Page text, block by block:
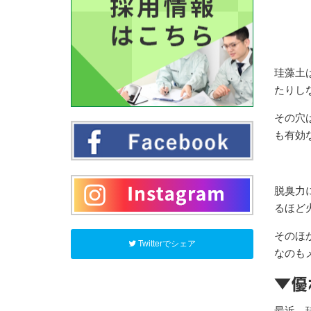
珪藻土
たりし
その穴
も有効
脱臭力
るほど
そのほ
なのも
▼優
Twitterでシェア